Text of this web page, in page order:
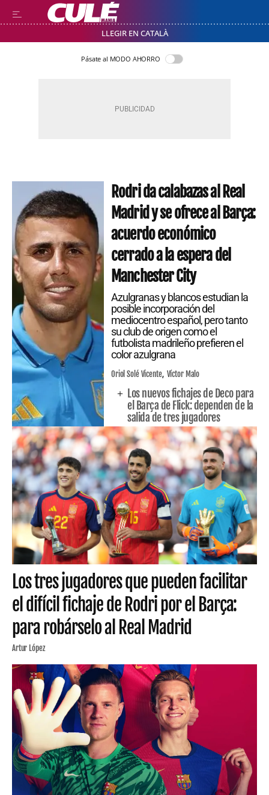
LLEGIR EN CATALÀ
Pásate al MODO AHORRO
Rodri da calabazas al Real
Madrid y se ofrece al Barça:
acuerdo económico
cerrado a la espera del
Manchester City
Azulgranas y blancos estudian la
posible incorporación del
mediocentro español, pero tanto
su club de origen como el
futbolista madrileño prefieren el
color azulgrana
Oriol Solé Vicente Víctor Malo
Los nuevos fichajes de Deco para
el Barça de Flick: dependen de la
salida de tres jugadores
Los tres jugadores que pueden facilitar
el difícil fichaje de Rodri por el Barça:
para robárselo al Real Madrid
Artur López